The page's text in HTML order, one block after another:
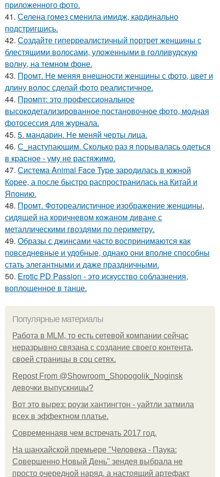
приложенного фото.
41. Селена гомез сменила имидж, кардинально
подстригшись.
42. Создайте гиперреалистичный портрет женщины с
блестящими волосами, уложенными в голливудскую
волну, на темном фоне.
43. Промт. Не меняя внешности женщины с фото, цвет и
длину волос сделай фото реалистичное.
44. Промпт: это профессиональное
высокодетализированное постановочное фото, модная
фотосессия для журнала.
45. 5. мандарин. Не меняй черты лица.
46. С_наступающим. Сколько раз я порывалась одеться
в красное - уму не растяжимо.
47. Система Animal Face Type зародилась в южной
Корее, а после быстро распространилась на Китай и
Японию.
48. Промт. Фотореалистичное изображение женщины,
сидящей на коричневом кожаном диване с
металлическими гвоздями по периметру.
49. Образы с джинсами часто воспринимаются как
повседневные и удобные, однако они вполне способны
стать элегантными и даже праздничными.
50. Erotic PD Passion - это искусство соблазнения,
воплощенное в танце.
Популярные материалы
Работа в MLM, то есть сетевой компании сейчас
неразрывно связана с создание своего контента,
своей страницы в соц сетях.
Repost From @Showroom_Shopogolik_Noginsk
девочки выпускницы?
Вот это вырез: роузи хантингтон - уайтли затмила
всех в эффектном платьe.
Современнаяв чем встречать 2017 год.
На шанхайской премьере "Человека - Паука:
Совершенно Новый День" зендея выбрала не
просто очередной наряд, а настоящий артефакт